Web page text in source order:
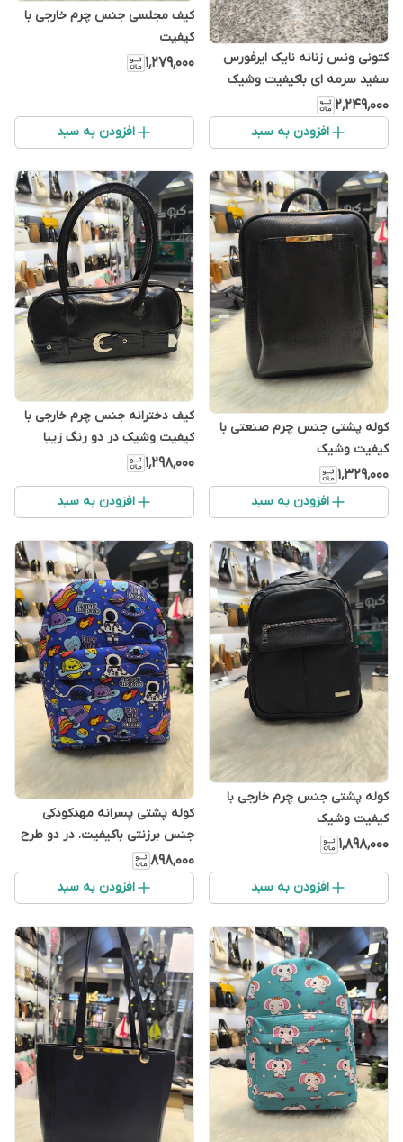
کتونی ونس زنانه نایک ایرفورس
سفید سرمه ای باکیفیت وشیک
۲٬۲۴۹٬۰۰۰
افزودن به سبد
کیف مجلسی جنس چرم خارجی با
کیفیت
۱٬۲۷۹٬۰۰۰
افزودن به سبد
کوله پشتی جنس چرم صنعتی با
کیفیت وشیک
۱٬۳۲۹٬۰۰۰
افزودن به سبد
کیف دخترانه جنس چرم خارجی با
کیفیت وشیک در دو رنگ زیبا
۱٬۲۹۸٬۰۰۰
افزودن به سبد
کوله پشتی جنس چرم خارجی با
کیفیت وشیک
۱٬۸۹۸٬۰۰۰
افزودن به سبد
کوله پشتی پسرانه مهدکودکی
جنس برزنتی باکیفیت. در دو طرح
زیبا
۸۹۸٬۰۰۰
افزودن به سبد